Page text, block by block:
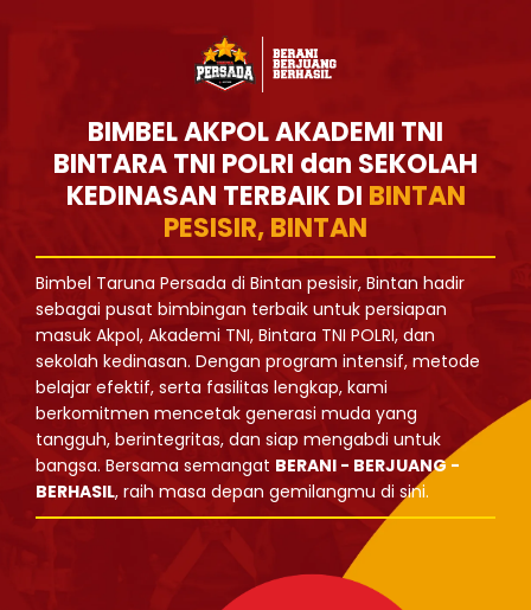
BIMBEL AKPOL AKADEMI TNI
BINTARA TNI POLRI dan SEKOLAH
KEDINASAN TERBAIK DI BINTAN
PESISIR, BINTAN
Bimbel Taruna Persada di Bintan pesisir, Bintan hadir
sebagai pusat bimbingan terbaik untuk persiapan
masuk Akpol, Akademi TNI, Bintara TNI POLRI, dan
sekolah kedinasan. Dengan program intensif, metode
belajar efektif, serta fasilitas lengkap, kami
berkomitmen mencetak generasi muda yang
tangguh, berintegritas, dan siap mengabdi untuk
bangsa. Bersama semangat BERANI - BERJUANG -
BERHASIL, raih masa depan gemilangmu di sini.